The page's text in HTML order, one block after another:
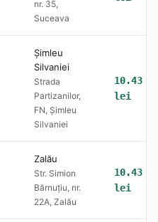
nr. 35,
Suceava
Șimleu
Silvaniei
Strada
Partizanilor,
FN, Șimleu
Silvaniei
10.43
lei
Zalău
Str. Simion
Bărnuțiu, nr.
22A, Zalău
10.43
lei